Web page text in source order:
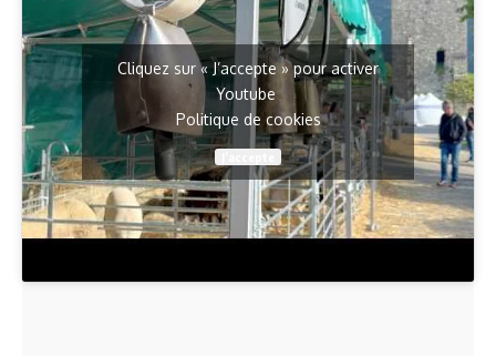
Cliquez sur « J’accepte » pour activer
Youtube
Politique de cookies